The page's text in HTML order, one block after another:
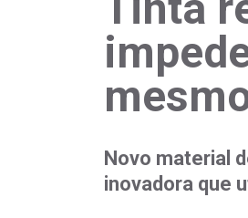
Novo material
inovadora que